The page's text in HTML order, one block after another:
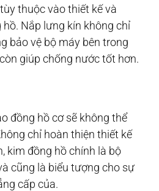
thuộc vào thiết kế và
Nắp lưng kín không chỉ
bảo vệ bộ máy bên trong
giúp chống nước tốt hơn.
đồng hồ cơ sẽ không thể
chỉ hoàn thiện thiết kế
kim đồng hồ chính là bộ
cũng là biểu tượng cho sự
cấp của.